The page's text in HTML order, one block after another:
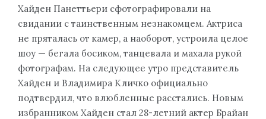
Хайден Панеттьери сфотографировали на
свидании с таинственным незнакомцем. Актриса
не пряталась от камер, а наоборот, устроила целое
шоу — бегала босиком, танцевала и махала рукой
фотографам. На следующее утро представитель
Хайден и Владимира Кличко официально
подтвердил, что влюбленные расстались. Новым
избранником Хайден стал 28-летний актер Брайан